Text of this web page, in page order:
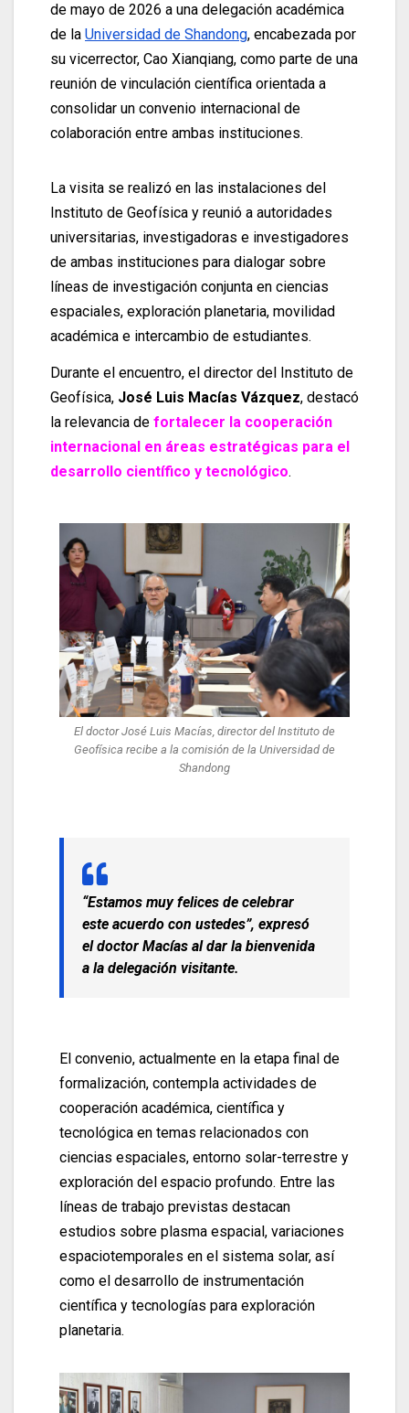
de mayo de 2026 a una delegación académica
de la Universidad de Shandong, encabezada por
su vicerrector, Cao Xianqiang, como parte de una
reunión de vinculación científica orientada a
consolidar un convenio internacional de
colaboración entre ambas instituciones.
La visita se realizó en las instalaciones del
Instituto de Geofísica y reunió a autoridades
universitarias, investigadoras e investigadores
de ambas instituciones para dialogar sobre
líneas de investigación conjunta en ciencias
espaciales, exploración planetaria, movilidad
académica e intercambio de estudiantes.
Durante el encuentro, el director del Instituto de
Geofísica, José Luis Macías Vázquez, destacó
la relevancia de fortalecer la cooperación
internacional en áreas estratégicas para el
desarrollo científico y tecnológico.
El doctor José Luis Macías, director del Instituto de
Geofísica recibe a la comisión de la Universidad de
Shandong
“Estamos muy felices de celebrar
este acuerdo con ustedes”, expresó
el doctor Macías al dar la bienvenida
a la delegación visitante.
El convenio, actualmente en la etapa final de
formalización, contempla actividades de
cooperación académica, científica y
tecnológica en temas relacionados con
ciencias espaciales, entorno solar-terrestre y
exploración del espacio profundo. Entre las
líneas de trabajo previstas destacan
estudios sobre plasma espacial, variaciones
espaciotemporales en el sistema solar, así
como el desarrollo de instrumentación
científica y tecnologías para exploración
planetaria.